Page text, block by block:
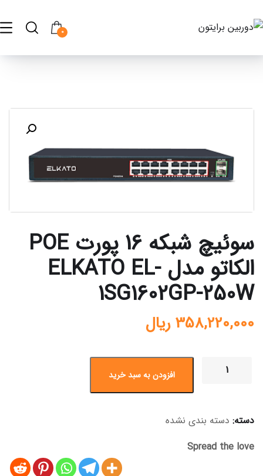
0
سوئیچ شبکه 16 پورت POE
الکاتو مدل ELKATO EL-
1SG1602GP-250W
358,220,000ریال
افزودن به سبد خرید
دسته: دسته بندی نشده
Spread the love